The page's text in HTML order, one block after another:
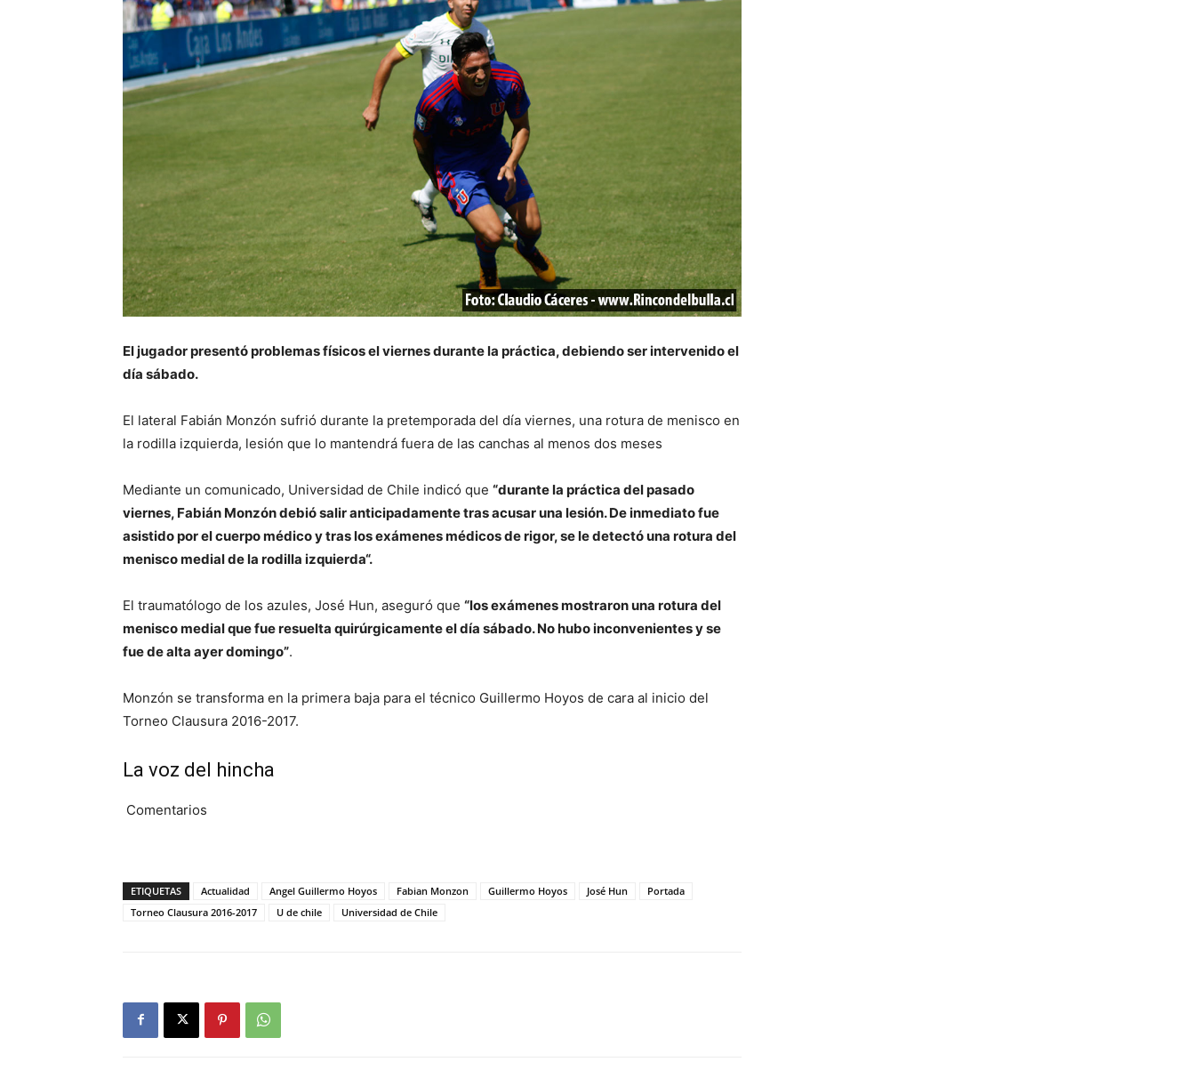
El jugador presentó problemas físicos el viernes durante la práctica, debiendo ser intervenido el
día sábado.
El lateral Fabián Monzón sufrió durante la pretemporada del día viernes, una rotura de menisco en
la rodilla izquierda, lesión que lo mantendrá fuera de las canchas al menos dos meses
Mediante un comunicado, Universidad de Chile indicó que “durante la práctica del pasado
viernes, Fabián Monzón debió salir anticipadamente tras acusar una lesión. De inmediato fue
asistido por el cuerpo médico y tras los exámenes médicos de rigor, se le detectó una rotura del
menisco medial de la rodilla izquierda“.
El traumatólogo de los azules, José Hun, aseguró que “los exámenes mostraron una rotura del
menisco medial que fue resuelta quirúrgicamente el día sábado. No hubo inconvenientes y se
fue de alta ayer domingo”.
Monzón se transforma en la primera baja para el técnico Guillermo Hoyos de cara al inicio del
Torneo Clausura 2016-2017.
La voz del hincha
Comentarios
ETIQUETAS Actualidad Angel Guillermo Hoyos Fabian Monzon Guillermo Hoyos José Hun
Portada
Torneo Clausura 2016-2017
U de chile Universidad de Chile